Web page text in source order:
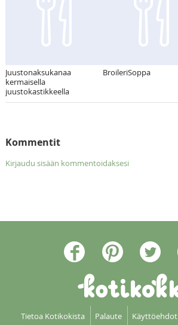
Juustonaksukanaa
kermaisella
juustokastikkeella
BroileriSoppa
Kommentit
Kirjaudu sisään kommentoidaksesi
Tietoa Kotikokista Palaute Käyttöehdot